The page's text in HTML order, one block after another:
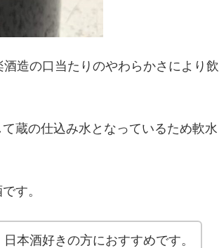
造の口当たりのやわらかさにより飲
蔵の仕込み水となっているため軟水
す。
本酒好きの方におすすめです。